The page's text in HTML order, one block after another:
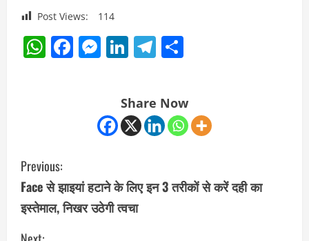
Post Views: 114
WhatsApp
Facebook
Messenger
LinkedIn
Telegram
Share Now
C
o
n
Previous:
Face से झाइयां हटाने के लिए इन 3 तरीकों से करें दही का
इस्तेमाल, निखर उठेगी त्वचा